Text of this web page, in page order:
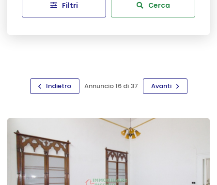
Filtri Cerca
Indietro Annuncio 16 di 37 Avanti